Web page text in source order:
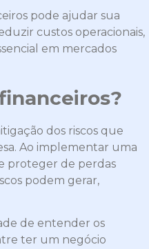
pode ajudar sua
custos operacionais,
em mercados
dos riscos que
Ao implementar uma
proteger de perdas
podem gerar,
de entender os
ter um negócio